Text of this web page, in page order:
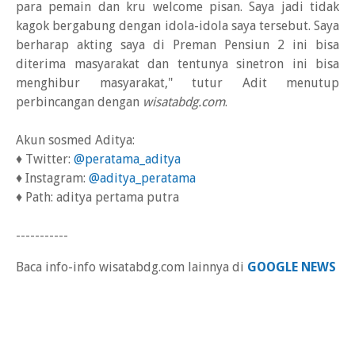
para pemain dan kru welcome pisan. Saya jadi tidak
kagok bergabung dengan idola-idola saya tersebut. Saya
berharap akting saya di Preman Pensiun 2 ini bisa
diterima masyarakat dan tentunya sinetron ini bisa
menghibur masyarakat," tutur Adit menutup
perbincangan dengan wisatabdg.com.
Akun sosmed Aditya:
♦ Twitter: @peratama_aditya
♦ Instagram: @aditya_peratama
♦ Path: aditya pertama putra
-----------
Baca info-info wisatabdg.com lainnya di GOOGLE NEWS